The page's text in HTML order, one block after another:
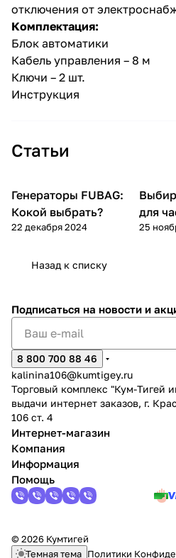
отключения от
Комплектация:
Блок автоматики
Кабель управления – 8 м
Ключи – 2 шт.
Инструкция
Статьи
Генераторы
Генераторы FUBAG:
Кокой выбрать?
22 декабря 2024
для
25
Назад к списку
Подписаться на новости и
8 800 700 88 46
kalinina106@kumtigey.ru
Торговый комплекс "Кум-Тигей
выдачи интернет заказов, г.
106 ст. 4
Интернет-магазин
Компания
Информация
Помощь
© 2026 Кумтигей
Темная тема Политики